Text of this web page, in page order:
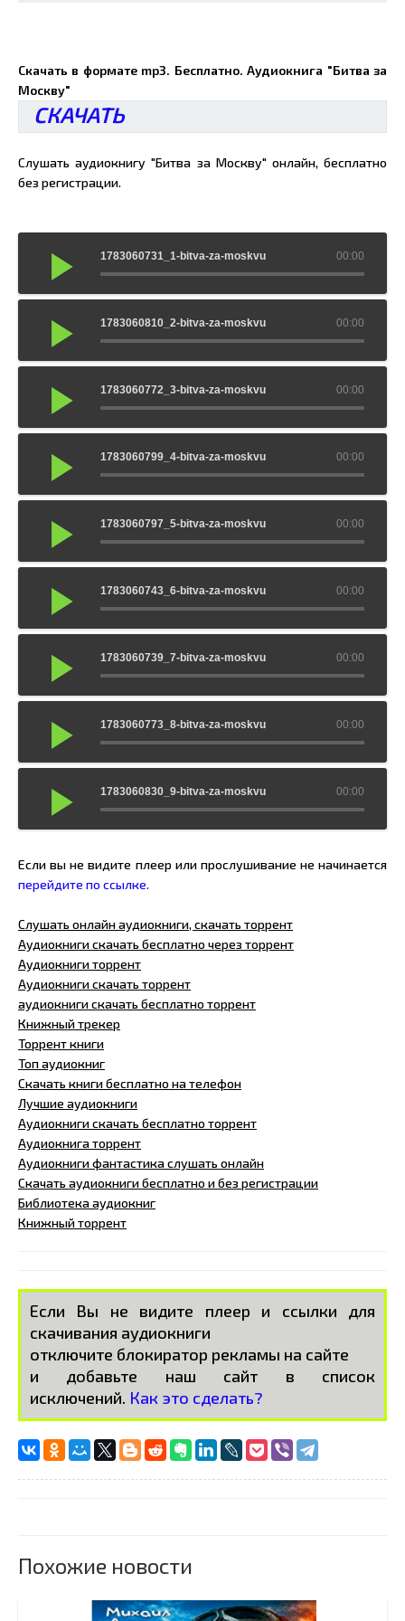
Скачать в формате mp3. Бесплатно. Аудиокнига "Битва за
Москву"
СКАЧАТЬ
Слушать аудиокнигу "Битва за Москву" онлайн, бесплатно
без регистрации.
00:00
1783060731_1-bitva-za-moskvu
00:00
1783060810_2-bitva-za-moskvu
00:00
1783060772_3-bitva-za-moskvu
00:00
1783060799_4-bitva-za-moskvu
00:00
1783060797_5-bitva-za-moskvu
00:00
1783060743_6-bitva-za-moskvu
00:00
1783060739_7-bitva-za-moskvu
00:00
1783060773_8-bitva-za-moskvu
00:00
1783060830_9-bitva-za-moskvu
Если вы не видите плеер или прослушивание не начинается
перейдите по ссылке.
Слушать онлайн аудиокниги, скачать торрент
Аудиокниги скачать бесплатно через торрент
Аудиокниги торрент
Аудиокниги скачать торрент
аудиокниги скачать бесплатно торрент
Книжный трекер
Торрент книги
Топ аудиокниг
Скачать книги бесплатно на телефон
Лучшие аудиокниги
Аудиокниги скачать бесплатно торрент
Аудиокнига торрент
Аудиокниги фантастика слушать онлайн
Скачать аудиокниги бесплатно и без регистрации
Библиотека аудиокниг
Книжный торрент
Если Вы не видите плеер и ссылки для
скачивания аудиокниги
отключите блокиратор рекламы на сайте
и добавьте наш сайт в список
исключений. Как это сделать?
Похожие новости